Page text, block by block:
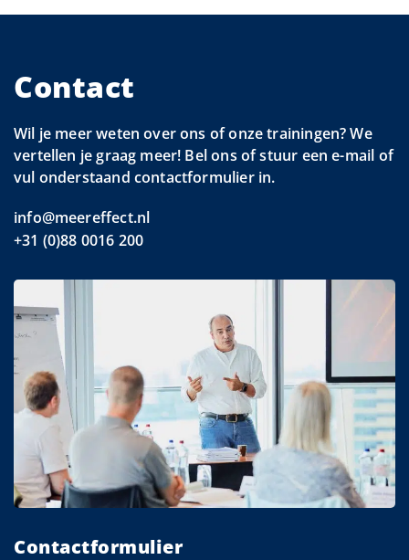
Contact
Wil je meer weten over ons of onze trainingen? We
vertellen je graag meer! Bel ons of stuur een e-mail of
vul onderstaand contactformulier in.
info@meereffect.nl
+31 (0)88 0016 200
Contactformulier